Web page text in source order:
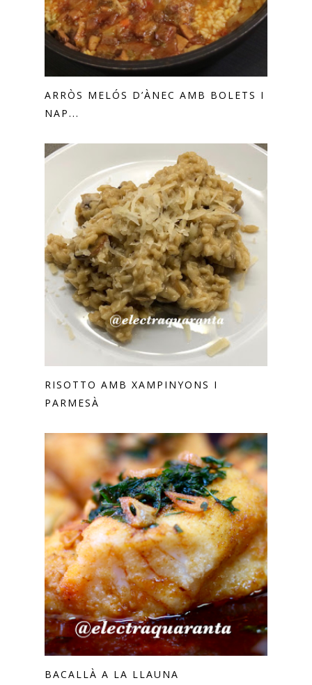
ARRÒS MELÓS D’ÀNEC AMB BOLETS I
NAP...
RISOTTO AMB XAMPINYONS I
PARMESÀ
BACALLÀ A LA LLAUNA